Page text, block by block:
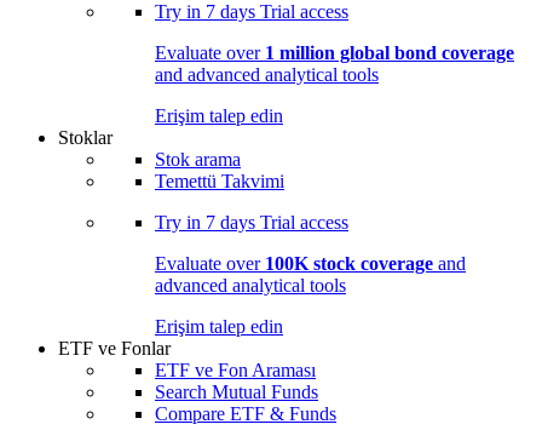
Try in 7 days Trial access
Evaluate over 1 million global bond coverage
and advanced analytical tools
Erişim talep edin
Stoklar
Stok arama
Temettü Takvimi
Try in 7 days Trial access
Evaluate over 100K stock coverage and
advanced analytical tools
Erişim talep edin
ETF ve Fonlar
ETF ve Fon Araması
Search Mutual Funds
Compare ETF & Funds